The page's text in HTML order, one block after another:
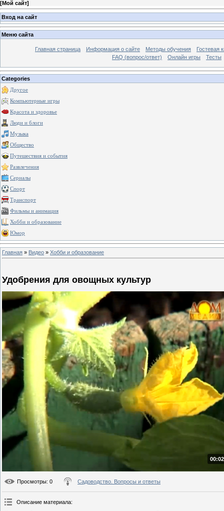
[Мой сайт]
Вход на сайт
Меню сайта
Главная страница Информация о сайте Методы обучения
Гостевая
FAQ (вопрос/ответ)
Онлайн игры Тесты
Categories
Другое
Компьютерные игры
Красота и здоровье
Люди и блоги
Музыка
Общество
Путешествия и события
Развлечения
Сериалы
Спорт
Транспорт
Фильмы и анимация
Хобби и образование
Юмор
Главная » Видео » Хобби и образование
Удобрения для овощных культур
Просмотры: 0 Садоводство. Вопросы и ответы
Описание материала: